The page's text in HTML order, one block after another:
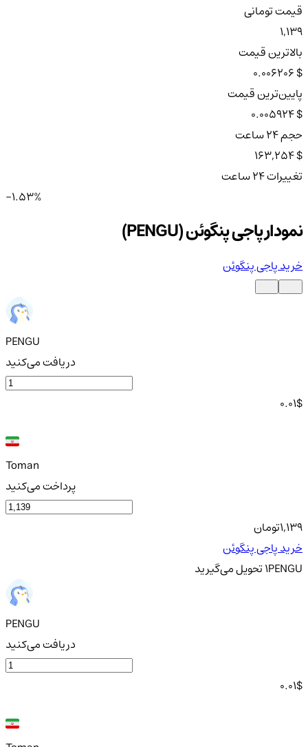
قیمت تومانی
1,139
بالاترین قیمت
$ 0.006206
پایین‌ترین قیمت
$ 0.005924
حجم ۲۴ ساعت
$ 163,254
تغییرات ۲۴ ساعت
-1.53%
نمودار پاجی پنگوئن (PENGU)
خرید پاجی پنگوئن
PENGU
دریافت می‌کنید
0.01$
Toman
پرداخت می‌کنید
1,139تومان
خرید پاجی پنگوئن
1PENGUتحویلمی‌گیرید
PENGU
دریافت می‌کنید
0.01$